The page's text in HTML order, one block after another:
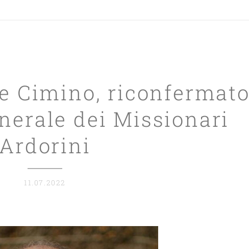
Cimino, riconfermato
dei Missionari
Ardorini
11.07.2022